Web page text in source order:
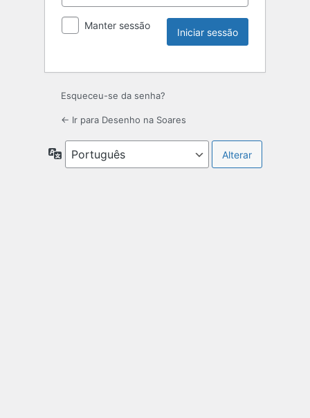
Manter sessão
Esqueceu-se da senha?
← Ir para Desenho na Soares
Idioma